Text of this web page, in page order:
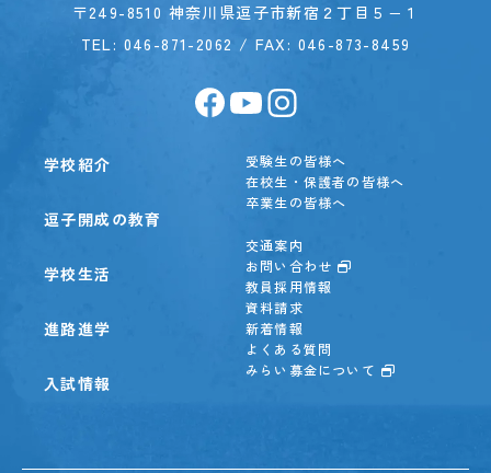
〒249-8510 神奈川県逗子市新宿２丁目５−１
TEL: 046-871-2062 / FAX: 046-873-8459
受験生の皆様へ
在校生・保護者の皆様へ
卒業生の皆様へ
交通案内
お問い合わせ
教員採用情報
資料請求
新着情報
よくある質問
みらい募金について
学校紹介
逗子開成の教育
学校生活
進路進学
入試情報